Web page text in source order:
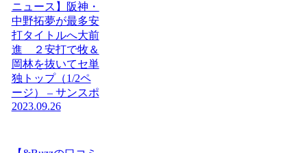
ニュース】阪神・
中野拓夢が最多安
打タイトルへ大前
進 ２安打で牧＆
岡林を抜いてセ単
独トップ（1/2ペ
ージ） – サンスポ
2023.09.26